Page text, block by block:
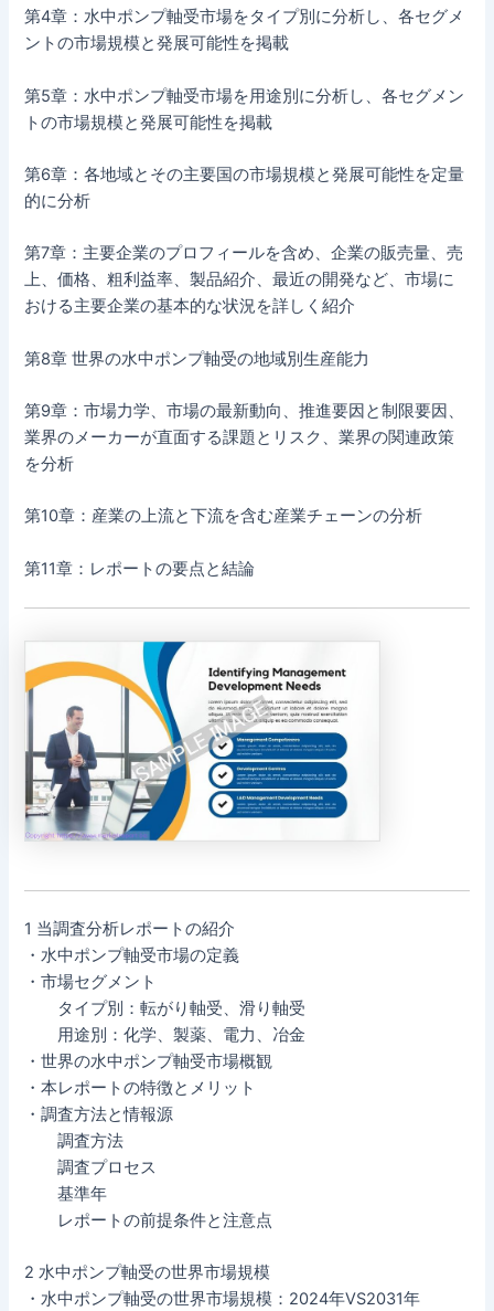
第4章：水中ポンプ軸受市場をタイプ別に分析し、各セグメ
ントの市場規模と発展可能性を掲載
第5章：水中ポンプ軸受市場を用途別に分析し、各セグメン
トの市場規模と発展可能性を掲載
第6章：各地域とその主要国の市場規模と発展可能性を定量
的に分析
第7章：主要企業のプロフィールを含め、企業の販売量、売
上、価格、粗利益率、製品紹介、最近の開発など、市場に
おける主要企業の基本的な状況を詳しく紹介
第8章 世界の水中ポンプ軸受の地域別生産能力
第9章：市場力学、市場の最新動向、推進要因と制限要因、
業界のメーカーが直面する課題とリスク、業界の関連政策
を分析
第10章：産業の上流と下流を含む産業チェーンの分析
第11章：レポートの要点と結論
1 当調査分析レポートの紹介
・水中ポンプ軸受市場の定義
・市場セグメント
タイプ別：転がり軸受、滑り軸受
用途別：化学、製薬、電力、冶金
・世界の水中ポンプ軸受市場概観
・本レポートの特徴とメリット
・調査方法と情報源
調査方法
調査プロセス
基準年
レポートの前提条件と注意点
2 水中ポンプ軸受の世界市場規模
・水中ポンプ軸受の世界市場規模：2024年VS2031年